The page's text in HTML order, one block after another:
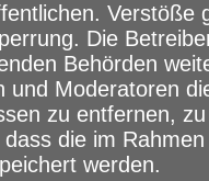
Verstöße
Die
Behörden
und Moderatoren
zu entfernen,
die im
werden.